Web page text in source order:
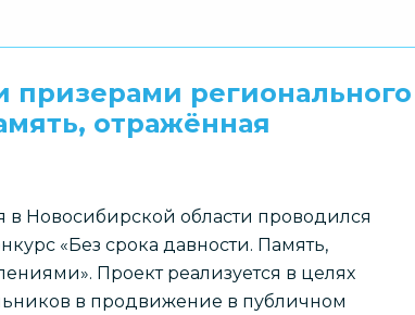
призерами регионального
отражённая
в Новосибирской области проводился
«Без срока давности. Память,
Проект реализуется в целях
в продвижение в публичном